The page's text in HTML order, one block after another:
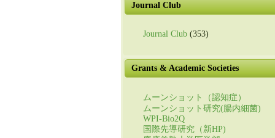
Journal Club
Journal Club (353)
Grants & Academic Societies
ムーンショット（認知症）
ムーンショット研究(腸内細菌)
WPI-Bio2Q
国際先導研究（新HP)